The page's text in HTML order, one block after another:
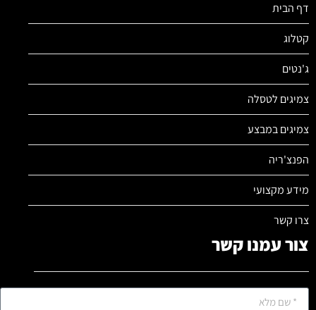
דף הבית
קטלוג
ג'נטים
צמיגים לטסלה
צמיגים במבצע
הפנצ'ריה
מידע מקצועי
צרו קשר
צור עמנו קשר